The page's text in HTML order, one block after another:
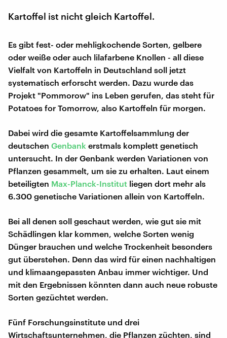
Kartoffel ist nicht gleich Kartoffel.
Es gibt fest- oder mehligkochende Sorten, gelbere
oder weiße oder auch lilafarbene Knollen - all diese
Vielfalt von Kartoffeln in Deutschland soll jetzt
systematisch erforscht werden. Dazu wurde das
Projekt "Pommorow" ins Leben gerufen, das steht für
Potatoes for Tomorrow, also Kartoffeln für morgen.
Dabei wird die gesamte Kartoffelsammlung der
deutschen Genbank erstmals komplett genetisch
untersucht. In der Genbank werden Variationen von
Pflanzen gesammelt, um sie zu erhalten. Laut einem
beteiligten Max-Planck-Institut liegen dort mehr als
6.300 genetische Variationen allein von Kartoffeln.
Bei all denen soll geschaut werden, wie gut sie mit
Schädlingen klar kommen, welche Sorten wenig
Dünger brauchen und welche Trockenheit besonders
gut überstehen. Denn das wird für einen nachhaltigen
und klimaangepassten Anbau immer wichtiger. Und
mit den Ergebnissen könnten dann auch neue robuste
Sorten gezüchtet werden.
Fünf Forschungsinstitute und drei
Wirtschaftsunternehmen, die Pflanzen züchten, sind